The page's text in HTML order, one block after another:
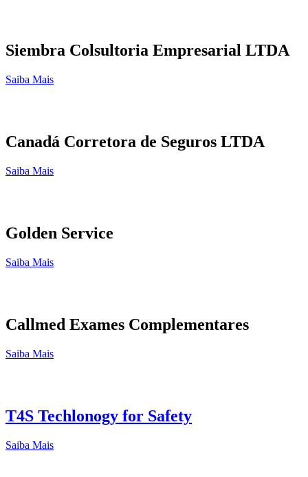
Siembra Colsultoria Empresarial LTDA
Saiba Mais
Canadá Corretora de Seguros LTDA
Saiba Mais
Golden Service
Saiba Mais
Callmed Exames Complementares
Saiba Mais
T4S Techlonogy for Safety
Saiba Mais